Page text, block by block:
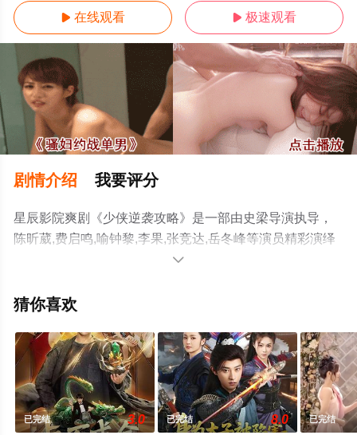
 在线观看  极速观看
剧情介绍 我要评分
星辰影院爽剧《少侠逆袭攻略》是一部由史梁导演执导，
陈昕葳,费启鸣,喻钟黎,李果,张竞达,岳冬峰等演员精彩演绎
的中国大陆电视剧，大结局剧情已揭晓（已完结），手机
多相关信息可移步至豆瓣电视剧、电视猫或剧情网等平台

猜你喜欢
已完结 3.0 已完结 8.0 已完结